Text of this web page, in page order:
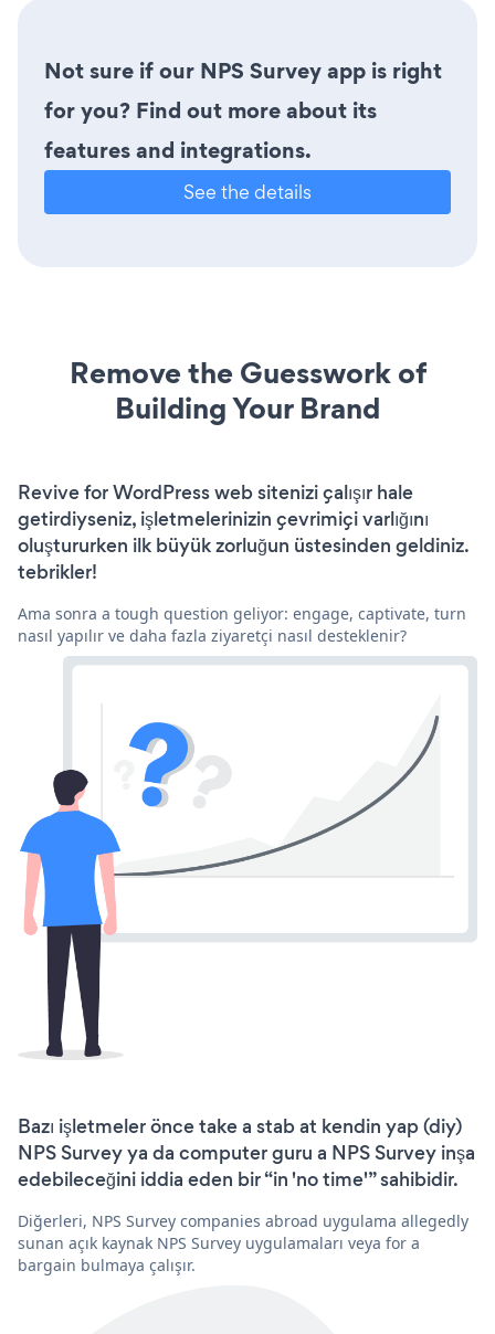
Not sure if our NPS Survey app is right
for you? Find out more about its
features and integrations.
See the details
Remove the Guesswork of
Building Your Brand
Revive for WordPress web sitenizi çalışır hale
getirdiyseniz, işletmelerinizin çevrimiçi varlığını
oluştururken ilk büyük zorluğun üstesinden geldiniz.
tebrikler!
Ama sonra a tough question geliyor: engage, captivate, turn
nasıl yapılır ve daha fazla ziyaretçi nasıl desteklenir?
Bazı işletmeler önce take a stab at kendin yap (diy)
NPS Survey ya da computer guru a NPS Survey inşa
edebileceğini iddia eden bir “in 'no time'” sahibidir.
Diğerleri, NPS Survey companies abroad uygulama allegedly
sunan açık kaynak NPS Survey uygulamaları veya for a
bargain bulmaya çalışır.